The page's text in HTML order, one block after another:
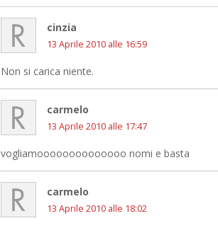
cinzia
13 Aprile 2010 alle 16:59
Non si carica niente.
carmelo
13 Aprile 2010 alle 17:47
vogliamoooooooooooooo nomi e basta
carmelo
13 Aprile 2010 alle 18:02